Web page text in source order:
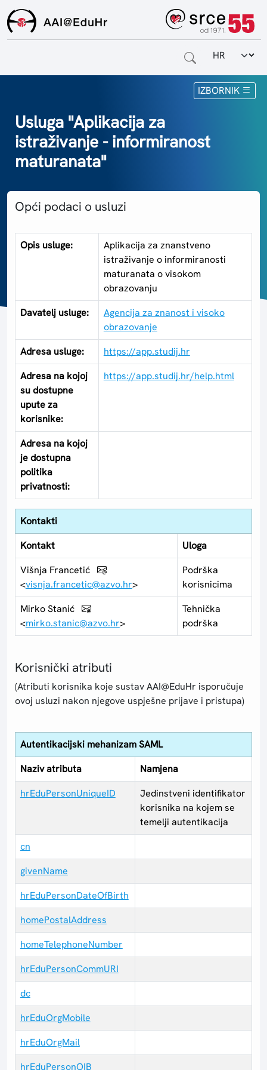
Odabir
IZBORNIK
Za krajnje korisnike
Za davatelje usluga
Za matične ustanove
Usluga "Aplikacija za
istraživanje - informiranost
maturanata"
Opći podaci o usluzi
Opis usluge:
Aplikacija za znanstveno
istraživanje o informiranosti
maturanata o visokom
obrazovanju
Davatelj usluge:
Agencija za znanost i visoko
obrazovanje
Adresa usluge:
https://app.studij.hr
Adresa na kojoj
su dostupne
upute za
korisnike:
https://app.studij.hr/help.html
Adresa na kojoj
je dostupna
politika
privatnosti:
Kontakti
Kontakt
Uloga
Višnja Francetić
<visnja.francetic@azvo.hr>
Podrška
korisnicima
Mirko Stanić
<mirko.stanic@azvo.hr>
Tehnička
podrška
Korisnički atributi
(Atributi korisnika koje sustav AAI@EduHr isporučuje
ovoj usluzi nakon njegove uspješne prijave i pristupa)
Autentikacijski mehanizam SAML
Naziv atributa
Namjena
hrEduPersonUniqueID
Jedinstveni identifikator
korisnika na kojem se
temelji autentikacija
cn
givenName
hrEduPersonDateOfBirth
homePostalAddress
homeTelephoneNumber
hrEduPersonCommURI
dc
hrEduOrgMobile
hrEduOrgMail
hrEduPersonOIB